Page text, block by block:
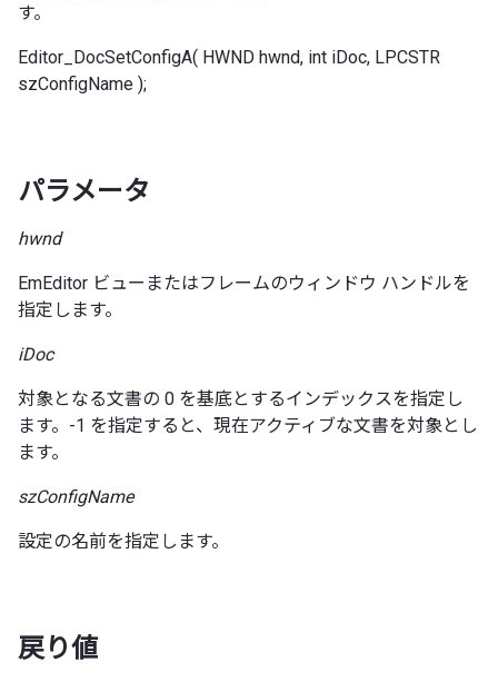
す。
Editor_DocSetConfigA( HWND hwnd, int iDoc, LPCSTR
szConfigName );
パラメータ
hwnd
EmEditor ビューまたはフレームのウィンドウ ハンドルを
指定します。
iDoc
対象となる文書の 0 を基底とするインデックスを指定し
ます。-1 を指定すると、現在アクティブな文書を対象とし
ます。
szConfigName
設定の名前を指定します。
戻り値